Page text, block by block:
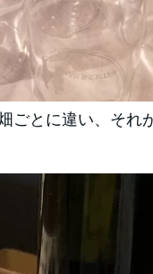
ごとに違い、それ